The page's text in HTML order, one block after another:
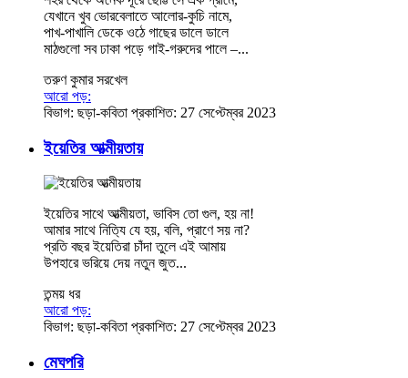
যেখানে খুব ভোরবেলাতে আলোর-কুচি নামে,
পাখ-পাখালি ডেকে ওঠে গাছের ডালে ডালে
মাঠগুলো সব ঢাকা পড়ে গাই-গরুদের পালে –...
তরুণ কুমার সরখেল
আরো পড়:
বিভাগ: ছড়া-কবিতা প্রকাশিত: 27 সেপ্টেম্বর 2023
ইয়েতির আত্মীয়তায়
ইয়েতির সাথে আত্মীয়তা, ভাবিস তো গুল, হয় না!
আমার সাথে নিত‍্যি যে হয়, বলি, প্রাণে সয় না?
প্রতি বছর ইয়েতিরা চাঁদা তুলে এই আমায়
উপহারে ভরিয়ে দেয় নতুন জুত...
তন্ময় ধর
আরো পড়:
বিভাগ: ছড়া-কবিতা প্রকাশিত: 27 সেপ্টেম্বর 2023
মেঘপরি